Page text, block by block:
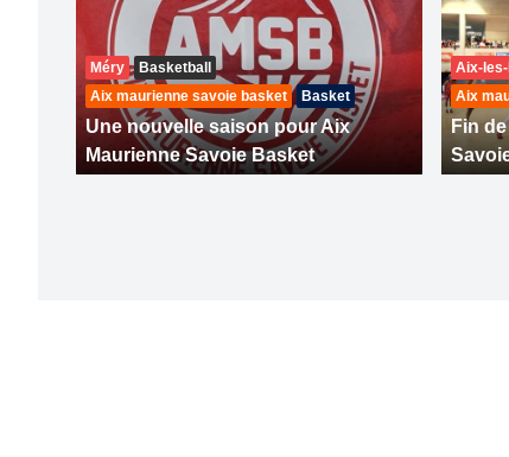
Méry
Basketball
Aix maurienne savoie basket
Basket
Une nouvelle saison pour Aix
Maurienne Savoie Basket
Aix-
Aix
Fin